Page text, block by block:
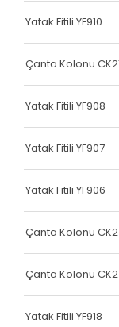
Hava
Dokuma
Hava
Terlik
Terlik
Yatak Fitili YF910
Çanta Kolonu
Yatak Fitili YF908
Yatak Fitili YF907
Yatak Fitili YF906
Çanta Kolonu
Çanta Kolonu
Yatak Fitili YF918